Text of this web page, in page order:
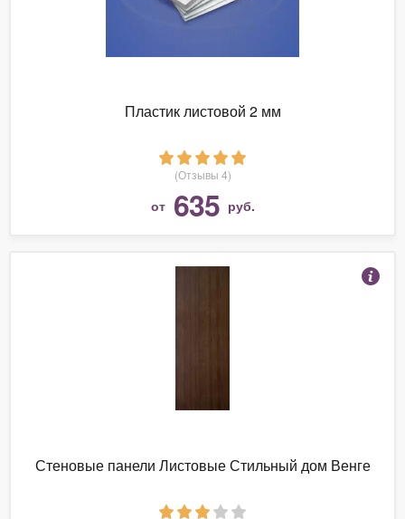
Пластик листовой 2 мм
(Отзывы 4)
от 635 руб.
Стеновые панели Листовые Стильный дом Венге